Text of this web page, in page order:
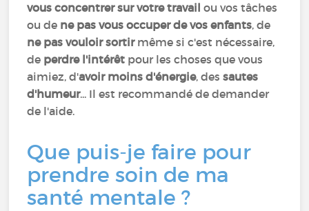
vous concentrer sur votre travail ou vos tâches
ou de ne pas vous occuper de vos enfants, de
ne pas vouloir sortirmême si c'est nécessaire,
de perdre l'intérêt pour les choses que vous
aimiez, d'avoir moins d'énergie, dessautes
d'humeur... Il est recommandé de demander
de l'aide.
Que puis-je faire pour
prendre soin de ma
santé mentale ?